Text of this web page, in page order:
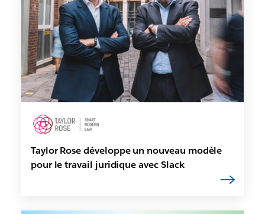
Taylor Rose développe un nouveau modèle
pour le travail juridique avec Slack